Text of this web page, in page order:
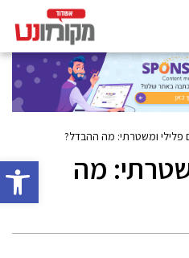
פתח
פלילי ומשטרתי: מה ההבדל?
מה